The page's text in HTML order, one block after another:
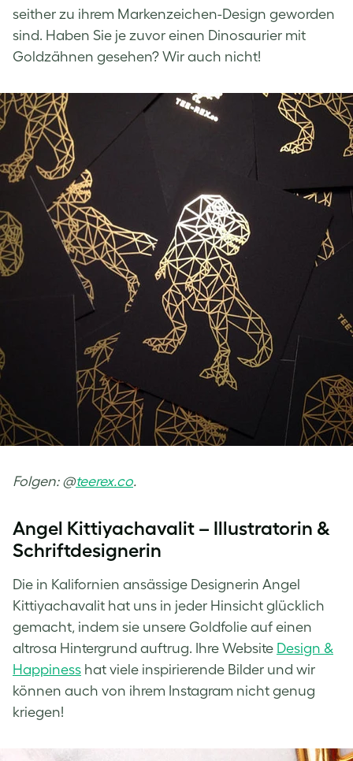
seither zu ihrem Markenzeichen-Design geworden
sind. Haben Sie je zuvor einen Dinosaurier mit
Goldzähnen gesehen? Wir auch nicht!
Folgen: @teerex.co.
Angel Kittiyachavalit – Illustratorin &
Schriftdesignerin
Die in Kalifornien ansässige Designerin Angel
Kittiyachavalit hat uns in jeder Hinsicht glücklich
gemacht, indem sie unsere Goldfolie auf einen
altrosa Hintergrund auftrug. Ihre Website Design &
Happiness hat viele inspirierende Bilder und wir
können auch von ihrem Instagram nicht genug
kriegen!